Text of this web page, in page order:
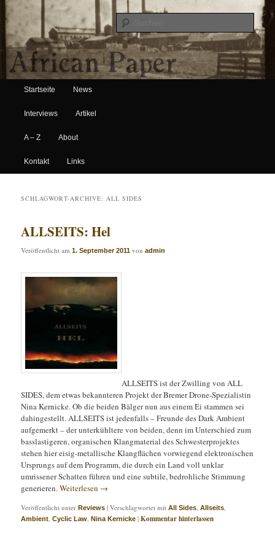
African Paper
Hauptmenü
Zum Inhalt wechseln
Zum sekundären Inhalt wechseln
Startseite News
Interviews Artikel
A – Z About
Kontakt Links
SCHLAGWORT-ARCHIVE:ALL SIDES
ALLSEITS: Hel
Veröffentlicht am1. September 2011 vonadmin
ALLSEITS ist der Zwilling von ALL
SIDES, dem etwas bekannteren Projekt der Bremer Drone-Spezialistin
Nina Kernicke. Ob die beiden Bälger nun aus einem Ei stammen sei
dahingestellt. ALLSEITS ist jedenfalls – Freunde des Dark Ambient
aufgemerkt – der unterkühltere von beiden, denn im Unterschied zum
basslastigeren, organischen Klangmaterial des Schwesterprojektes
stehen hier eisig-metallische Klangflächen vorwiegend elektronischen
Ursprungs auf dem Programm, die durch ein Land voll unklar
umrissener Schatten führen und eine subtile, bedrohliche Stimmung
generieren.Weiterlesen →
Veröffentlicht unter Reviews |Verschlagwortet mit All Sides ,Allseits
Ambient ,Cyclic Law ,Nina Kernicke |Kommentar hinterlassen